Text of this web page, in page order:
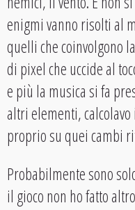
enigmi vanno risolti al
quelli che coinvolgono
di pixel che uccide al
e più la musica si fa
altri elementi,
proprio su quei cambi
Probabilmente sono
il gioco non ho fatto